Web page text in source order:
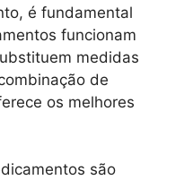
é fundamental
funcionam
medidas
de
os melhores
são